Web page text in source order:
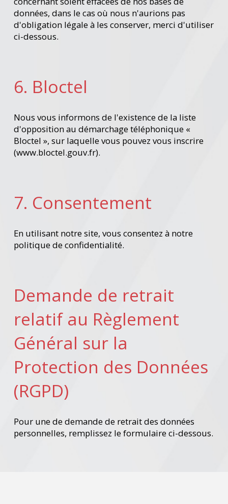
données, dans le cas où nous n'aurions pas
d'obligation légale à les conserver, merci d'utiliser
ci-dessous.
6. Bloctel
Nous vous informons de l'existence de la liste
d'opposition au démarchage téléphonique «
Bloctel », sur laquelle vous pouvez vous inscrire
(www.bloctel.gouv.fr).
7. Consentement
En utilisant notre site, vous consentez à notre
politique de confidentialité.
Demande de retrait
relatif au Règlement
Général sur la
Protection des Données
(RGPD)
Pour une de demande de retrait des données
personnelles, remplissez le formulaire ci-dessous.